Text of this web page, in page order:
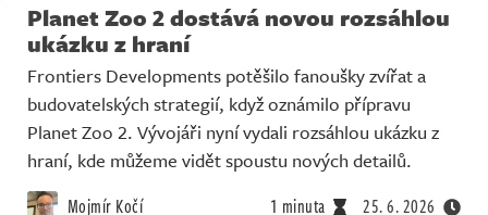
Planet Zoo 2 dostává novou rozsáhlou
ukázku z hraní
Frontiers Developments potěšilo fanoušky zvířat a
budovatelských strategií, když oznámilo přípravu
Planet Zoo 2. Vývojáři nyní vydali rozsáhlou ukázku z
hraní, kde můžeme vidět spoustu nových detailů.
Mojmír Kočí 1 minuta 25. 6. 2026